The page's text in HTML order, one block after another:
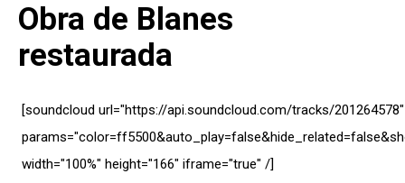
Obra de Blanes
restaurada
[soundcloud url="https://api.soundcloud.com/tracks/201264578″
width="100%" height="166″ iframe="true" /]